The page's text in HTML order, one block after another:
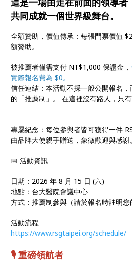
這是一場由走在前面的領導者
共同成就一個世界級舞台。
全額贊助，價值傳承：每張門票價值
額贊助。
被推薦者僅需支付 NT$1,000 保證金，
實際報名費為 $0。
信任連結：本活動不採一般公開報名
的「推薦制」。 在這裡沒有路人，只
專屬紀念：每位參與者皆可獲得一件
由品牌大使親手贈送，象徵歡迎與感謝
📅 活動資訊
日期：2026 年 8 月 15 日 (六)
地點：台大醫院會議中心
方式：推薦制參與（請於報名時註明您
活動流程
https://www.rsgtaipei.org/schedule/
🎙️ 重磅領航者